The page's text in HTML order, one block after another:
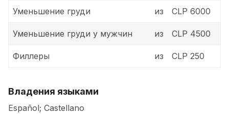
Уменьшение груди из CLP 6000
Уменьшение груди у мужчин из CLP 4500
Филлеры из CLP 250
Владения языками
Español; Castellano